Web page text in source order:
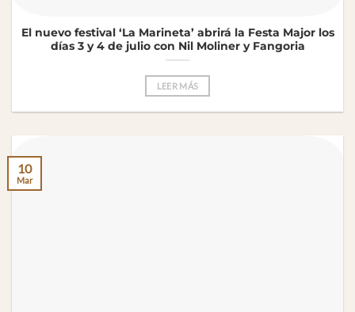
El nuevo festival ‘La Marineta’ abrirá la Festa Major los
días 3 y 4 de julio con Nil Moliner y Fangoria
LEER MÁS
10
Mar